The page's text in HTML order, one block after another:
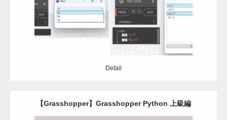
Detail
Detail
【Grasshopper】Grasshopper Python 上級編